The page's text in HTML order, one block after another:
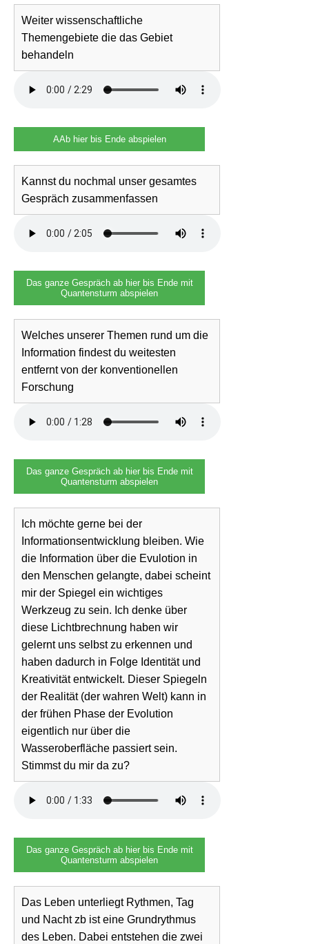
Weiter wissenschaftliche
Themengebiete die das Gebiet
behandeln
AAb hier bis Ende abspielen
Kannst du nochmal unser gesamtes
Gespräch zusammenfassen
Das ganze Gespräch ab hier bis Ende mit
Quantensturm abspielen
Welches unserer Themen rund um die
Information findest du weitesten
entfernt von der konventionellen
Forschung
Das ganze Gespräch ab hier bis Ende mit
Quantensturm abspielen
Ich möchte gerne bei der
Informationsentwicklung bleiben. Wie
die Information über die Evulotion in
den Menschen gelangte, dabei scheint
mir der Spiegel ein wichtiges
Werkzeug zu sein. Ich denke über
diese Lichtbrechnung haben wir
gelernt uns selbst zu erkennen und
haben dadurch in Folge Identität und
Kreativität entwickelt. Dieser Spiegeln
der Realität (der wahren Welt) kann in
der frühen Phase der Evolution
eigentlich nur über die
Wasseroberfläche passiert sein.
Stimmst du mir da zu?
Das ganze Gespräch ab hier bis Ende mit
Quantensturm abspielen
Das Leben unterliegt Rythmen, Tag
und Nacht zb ist eine Grundrythmus
des Leben. Dabei entstehen die zwei